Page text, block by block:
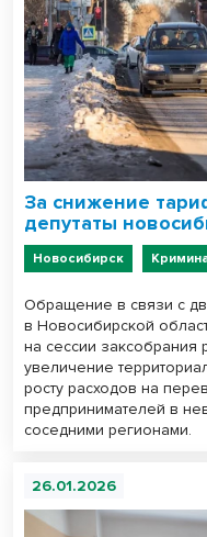
За снижение
депутаты
Новосибирск
Обращение в связи с
в Новосибирской
на сессии заксобрания
увеличение
росту расходов на
предпринимателей в
соседними регионами.
26.01.2026